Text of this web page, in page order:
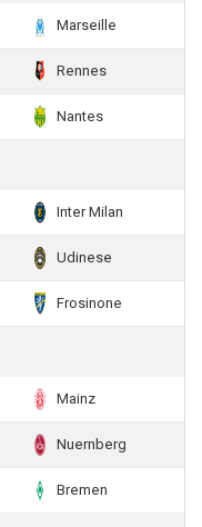
Marseille
Rennes
Nantes
Inter Milan
Udinese
Frosinone
Mainz
Nuernberg
Bremen